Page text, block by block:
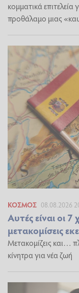
κομματικά
προθάλαμο μιας
Αυτές είναι οι
μετακομίσεις
Μετακομίζεις και…
κίνητρα για νέα ζωή
ΚΌΣΜΟΣ 08.08.2026